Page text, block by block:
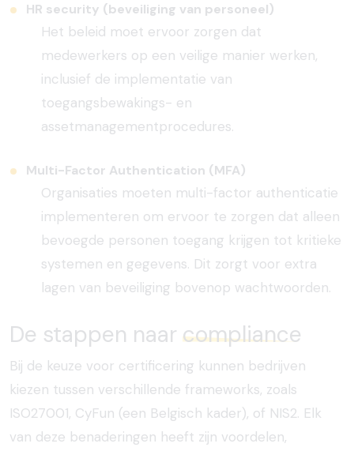
HR security (beveiliging van personeel)
Het beleid moet ervoor zorgen dat
medewerkers op een veilige manier werken,
inclusief de implementatie van
toegangsbewakings- en
assetmanagementprocedures.
Multi-Factor Authentication (MFA)
Organisaties moeten multi-factor authenticatie
implementeren om ervoor te zorgen dat alleen
bevoegde personen toegang krijgen tot kritieke
systemen en gegevens. Dit zorgt voor extra
lagen van beveiliging bovenop wachtwoorden.
De stappen naar compliance
Bij de keuze voor certificering kunnen bedrijven
kiezen tussen verschillende frameworks, zoals
ISO27001, CyFun (een Belgisch kader), of NIS2. Elk
van deze benaderingen heeft zijn voordelen,